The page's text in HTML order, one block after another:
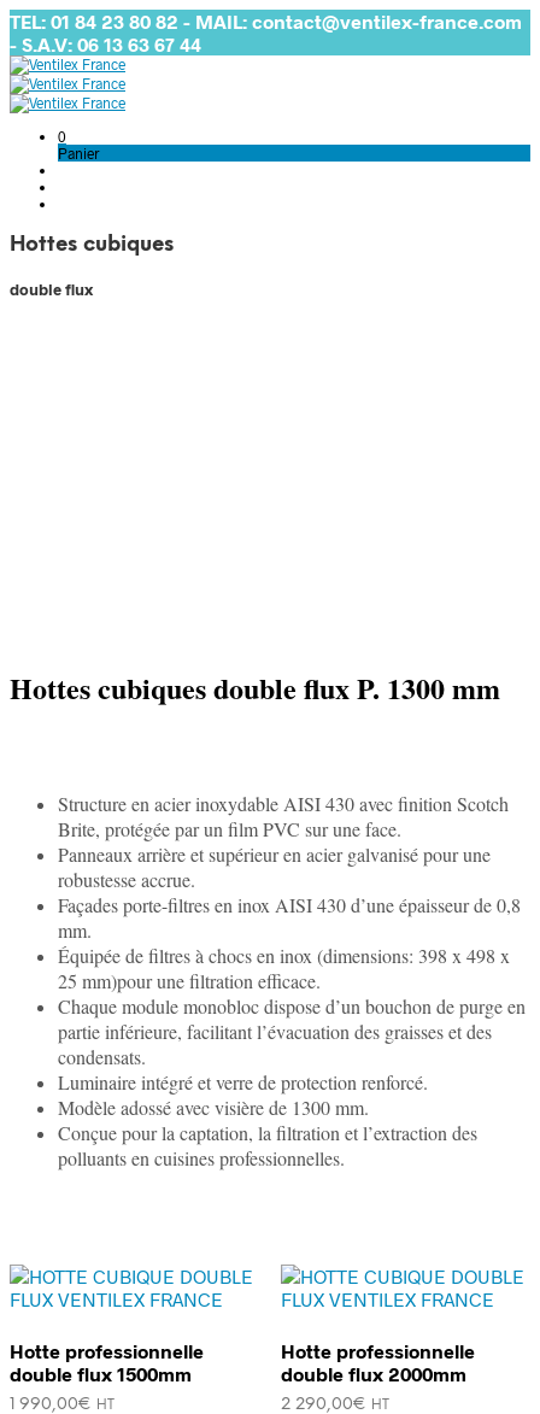
TEL: 01 84 23 80 82 - MAIL: contact@ventilex-france.com
- S.A.V: 06 13 63 67 44
0
Panier
Hottes cubiques
double flux
Hottes cubiques double flux P. 1300 mm
Structure en acier inoxydable AISI 430 avec finition Scotch
Brite, protégée par un film PVC sur une face.
Panneaux arrière et supérieur en acier galvanisé pour une
robustesse accrue.
Façades porte-filtres en inox AISI 430 d’une épaisseur de 0,8
mm.
Équipée de filtres à chocs en inox (dimensions: 398 x 498 x
25 mm)pour une filtration efficace.
Chaque module monobloc dispose d’un bouchon de purge en
partie inférieure, facilitant l’évacuation des graisses et des
condensats.
Luminaire intégré et verre de protection renforcé.
Modèle adossé avec visière de 1300 mm.
Conçue pour la captation, la filtration et l’extraction des
polluants en cuisines professionnelles.
Hotte professionnelle
double flux 1500mm
1 990,00€ HT
Hotte professionnelle
double flux 2000mm
2 290,00€ HT